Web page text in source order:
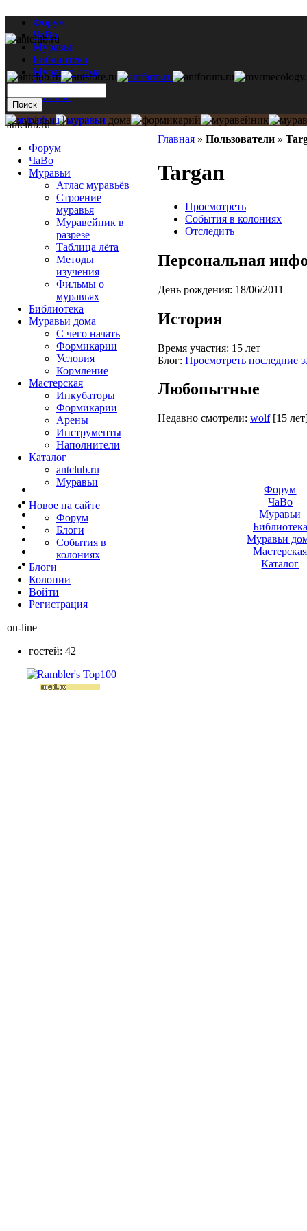
Форум
ЧаВо
Муравьи
Библиотека
Муравьи дома
Мастерская
Каталог
Главная » Пользователи »
Targan
Просмотреть
События в колониях
Отследить
Персональная
День рождения: 18/06/2011
История
Время участия: 15 лет
Блог: Просмотреть последние
Любопытные
Недавно смотрели: wolf [15
antclub.ru
Форум
ЧаВо
Муравьи
Атлас муравьёв
Строение
муравья
Муравейник в
разрезе
Таблица лёта
Методы
изучения
Фильмы о
муравьях
Библиотека
Муравьи дома
С чего начать
Формикарии
Условия
Кормление
Мастерская
Инкубаторы
Формикарии
Арены
Инструменты
Наполнители
Каталог
antclub.ru
Муравьи
Новое на сайте
Форум
Блоги
События в
колониях
Блоги
Колонии
Войти
Peгиcтpaция
on-line
гостей: 42
Форум
ЧаВо
Муравьи
Библиотека
Муравьи
Мастерская
Каталог